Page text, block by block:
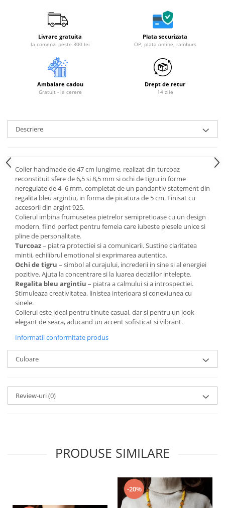
Livrare gratuita
la comenzi peste 300 lei
Plata securizata
OP, plata online, ramburs
Ambalare cadou
Gratuit - la cerere
Drept de retur
14 zile
Descriere
Colier handmade de 47 cm lungime, realizat din turcoaz
reconstituit sfere de 6,5 si 8,5 mm si ochi de tigru in forme
neregulate de 4–6 mm, completat de un pandantiv statement din
regalita bleu argintiu, in forma de picatura de 5 cm. Finisat cu
accesorii din argint 925.
Colierul imbina frumusetea pietrelor semipretioase cu un design
modern, fiind perfect pentru femeia care iubeste piesele unice si
pline de personalitate.
Turcoaz– piatra protectiei si a comunicarii. Sustine claritatea
mintii, echilibrul emotional si exprimarea autentica.
Ochi de tigru – simbol al curajului, increderii in sine si al energiei
pozitive. Ajuta la concentrare si la luarea deciziilor intelepte.
Regalita bleu argintiu – piatra a calmului si a introspectiei.
Stimuleaza creativitatea, linistea interioara si conexiunea cu
sinele.
Colierul este ideal pentru tinute casual, dar si pentru un look
elegant de seara, aducand un accent sofisticat si vibrant.
Informatii conformitate produs
Culoare
Review-uri(0)
PRODUSE SIMILARE
-20%